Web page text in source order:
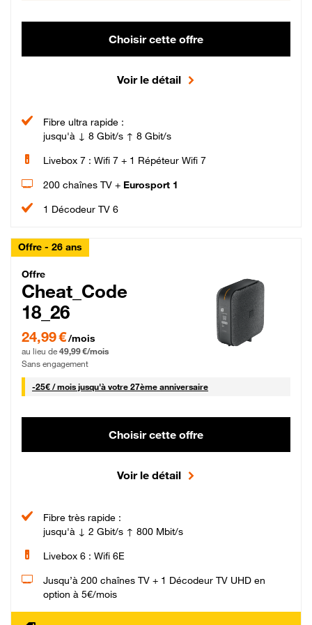
Choisir cette offre
Voir le détail
Fibre ultra rapide :
jusqu'à ↓ 8 Gbit/s ↑ 8 Gbit/s
Livebox 7 : Wifi 7 + 1 Répéteur Wifi 7
200 chaînes TV + Eurosport 1
1 Décodeur TV 6
Offre - 26 ans
Cheat_Code Fibre_18_26
Offre
Cheat_Code
18_26
24,99 € par mois pendant 0 mois puis 49,99 € par mois, Sans engagement
24,99 €/mois
au lieu de 49,99 €/mois
Sans engagement
-25€ / mois25 € par mois
jusqu'à votre 27ème anniversaire
Choisir cette offre
Voir le détail
Fibre très rapide :
jusqu'à ↓ 2 Gbit/s ↑ 800 Mbit/s
Livebox 6 : Wifi 6E
Jusqu’à 200 chaînes TV + 1 Décodeur TV UHD en
option à 5€/mois